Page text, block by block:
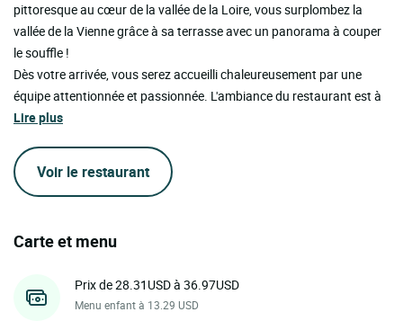
pittoresque au cœur de la vallée de la Loire, vous surplombez la
vallée de la Vienne grâce à sa terrasse avec un panorama à couper
le souffle !
Dès votre arrivée, vous serez accueilli chaleureusement par une
équipe attentionnée et passionnée. L'ambiance du restaurant est à
Lire plus
Voir le restaurant
Carte et menu
Prix de 28.31USD à 36.97USD
Menu enfant à 13.29 USD